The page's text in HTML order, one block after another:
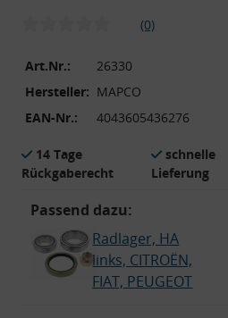
(0)
Art.Nr.:
26330
Hersteller: MAPCO
EAN-Nr.:
4043605436276
14 Tage
Rückgaberecht
schnelle
Lieferung
Passend dazu:
Radlager, HA
links, CITROËN,
FIAT, PEUGEOT